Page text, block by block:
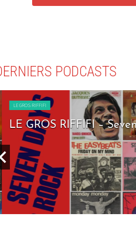
PODCASTS
LE GROS RIFFIFI
LE GROS RIFFIFI – Seven